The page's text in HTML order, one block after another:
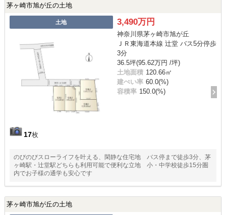
茅ヶ崎市旭が丘の土地
土地
17枚
3,490万円
神奈川県茅ヶ崎市旭が丘
ＪＲ東海道本線 辻堂 バス5分停歩
3分
36.5坪(95.62万円 /坪)
土地面積 120.66㎡
建ぺい率 60.0(%)
容積率 150.0(%)
のびのびスローライフを叶える、閑静な住宅地 バス停まで徒歩3分、茅
ヶ崎駅・辻堂駅どちらも利用可能で便利な立地 小・中学校徒歩15分圏
内でお子様の通学も安心です
茅ヶ崎市旭が丘の土地